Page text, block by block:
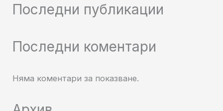
Последни публикации
Последни коментари
Няма коментари за показване.